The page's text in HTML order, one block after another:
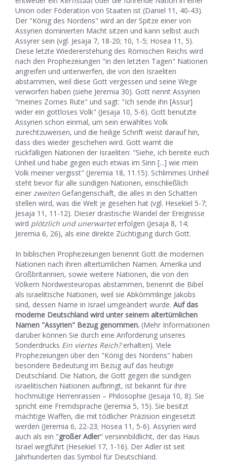
Union oder Föderation von Staaten ist (Daniel 11, 40-43).
Der "König des Nordens" wird an der Spitze einer von
Assyrien dominierten Macht sitzen und kann selbst auch
Assyrer sein (vgl. Jesaja 7, 18-20; 10, 1-5; Hosea 11, 5).
Diese letzte Wiedererstehung des Römischen Reichs wird
nach den Prophezeiungen "in den letzten Tagen" Nationen
angreifen und unterwerfen, die von den Israeliten
abstammen, weil diese Gott vergessen und seine Wege
verworfen haben (siehe Jeremia 30). Gott nennt Assyrien
"meines Zornes Rute" und sagt: "Ich sende ihn [Assur]
wider ein gottloses Volk" (Jesaja 10, 5-6). Gott benutzte
Assyrien schon einmal, um sein erwähltes Volk
zurechtzuweisen, und die heilige Schrift weist darauf hin,
dass dies wieder geschehen wird. Gott warnt die
rückfälligen Nationen der Israeliten: "Siehe, ich bereite euch
Unheil und habe gegen euch etwas im Sinn [...] wie mein
Volk meiner vergisst" (Jeremia 18, 11.15). Schlimmes Unheil
steht bevor für alle sündigen Nationen, einschließlich
einer zweiten Gefangenschaft, die alles in den Schatten
stellen wird, was die Welt je gesehen hat (vgl. Hesekiel 5-7;
Jesaja 11, 11-12). Dieser drastische Wandel der Ereignisse
wird plötzlich und unerwarteterfolgen (Jesaja 8, 14;
Jeremia 6, 26), als eine direkte Züchtigung durch Gott.
In biblischen Prophezeiungen benennt Gott die modernen
Nationen nach ihren altertümlichen Namen. Amerika und
Großbritannien, sowie weitere Nationen, die von den
Völkern Nordwesteuropas abstammen, benennt die Bibel
als israelitische Nationen, weil sie Abkömmlinge Jakobs
sind, dessen Name in Israel umgeändert wurde. Auf das
moderne Deutschland wird unter seinem altertümlichen
Namen "Assyrien" Bezug genommen. (Mehr Informationen
darüber können Sie durch eine Anforderung unseres
Sonderdrucks Ein viertes Reich?erhalten). Viele
Prophezeiungen über den "König des Nordens" haben
besondere Bedeutung im Bezug auf das heutige
Deutschland. Die Nation, die Gott gegen die sündigen
israelitischen Nationen aufbringt, ist bekannt für ihre
hochmütige Herrenrassen – Philosophie (Jesaja 10, 8). Sie
spricht eine Fremdsprache (Jeremia 5, 15). Sie besitzt
mächtige Waffen, die mit tödlicher Präzision eingesetzt
werden (Jeremia 6, 22-23; Hosea 11, 5-6). Assyrien wird
auch als ein "großer Adler" versinnbildlicht, der das Haus
Israel wegführt (Hesekiel 17, 1-16). Der Adler ist seit
Jahrhunderten das Symbol für Deutschland.